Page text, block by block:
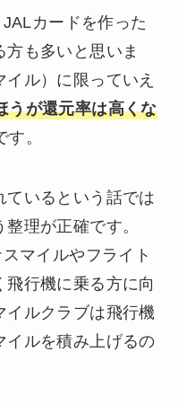
カードを作った
も多いと思いま
ル）に限っていえ
うが還元率は高くな
。
ているという話では
理が正確です。
マイルやフライト
行機に乗る方に向
イルクラブは飛行機
イルを積み上げるの